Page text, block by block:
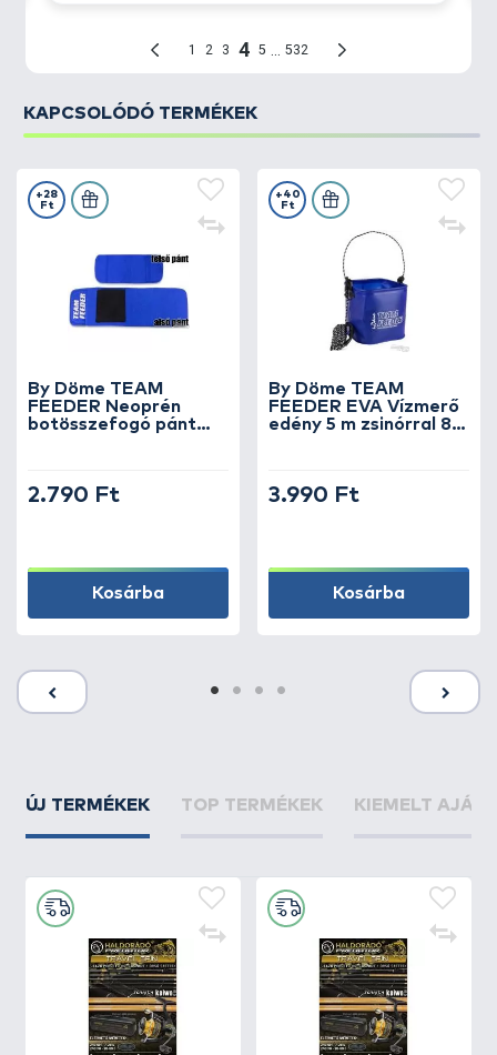
KAPCSOLÓDÓ TERMÉKEK
By Döme TEAM
FEEDER Neoprén
botösszefogó pánt
+28
Ft
2.790 Ft
Kosárba
By Döme TEAM
FEEDER EVA Vízmerő
edény 5 m zsinórral 8
+40
Ft
3.990 Ft
Kosárba
ÚJ TERMÉKEK TOP TERMÉKEK KIEMELT